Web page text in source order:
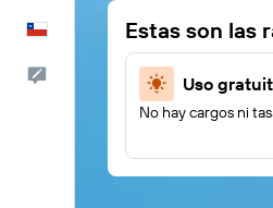
Comentarios
Estas son las
Uso
No hay cargos ni